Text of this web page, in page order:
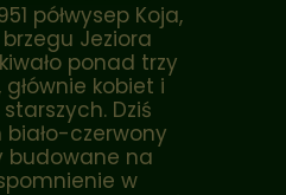
półwysep Koja,
Jeziora
ponad trzy
kobiet i
Dziś
biało-czerwony
budowane na
w